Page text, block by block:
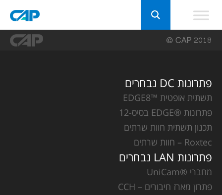
פתרונות DC נבחרים
תשתית אופטית ™EDGE8
פתרונות ®EDGE בסיס-12
תכנון תשתית חוות שרתים
Roxtec – חוות שרתים
פתרונות LAN נבחרים
מחברי ®UniCam
פתרון מארז חיבורים – CCH